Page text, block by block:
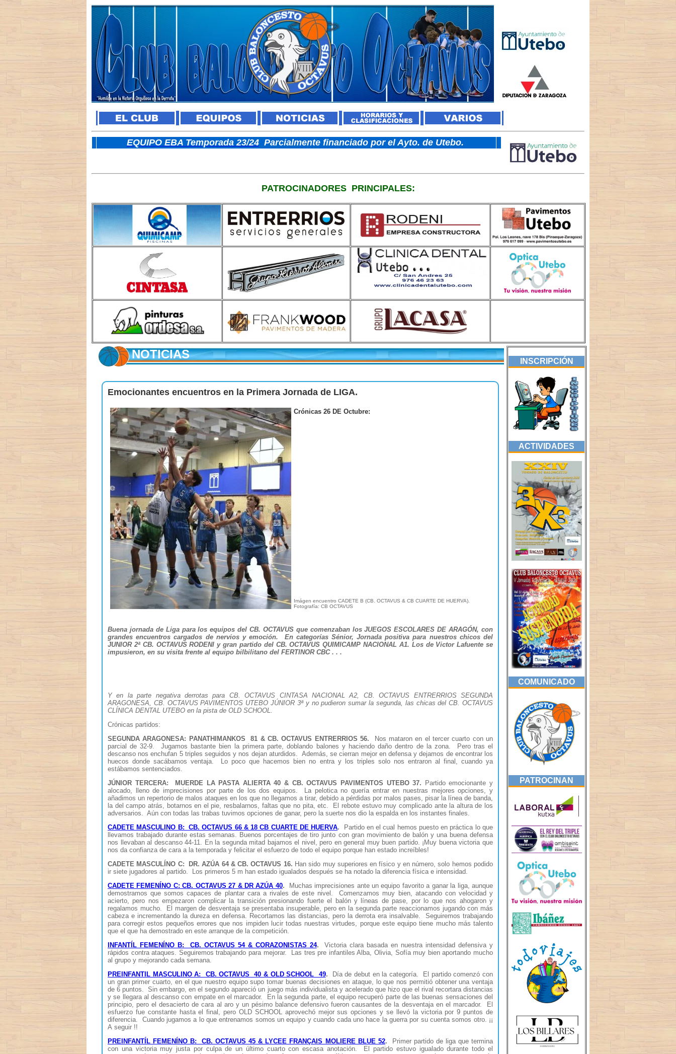
EQUIPO EBA Temporada 23/24 Parcialmente financiado por el Ayto. de Utebo.
PATROCINADORES PRINCIPALES:
NOTICIAS
Emocionantes encuentros en la Primera Jornada de LIGA.
Crónicas 26 DE Octubre:
Imágen encuentro CADETE B (CB. OCTAVUS & CB CUARTE DE HUERVA).
Fotografía: CB OCTAVUS
Buena jornada de Liga para los equipos del CB. OCTAVUS que comenzaban los JUEGOS ESCOLARES DE ARAGÓN, con
grandes encuentros cargados de nervios y emoción. En categorías Sénior, Jornada positiva para nuestros chicos del
JUNIOR 2ª CB. OCTAVUS RODENI y gran partido del CB. OCTAVUS QUIMICAMP NACIONAL A1. Los de Victor Lafuente se
impusieron, en su visita frente al equipo bilbilitano del FERTINOR CBC . . .
Y en la parte negativa derrotas para CB. OCTAVUS CINTASA NACIONAL A2, CB. OCTAVUS ENTRERRIOS SEGUNDA
ARAGONESA, CB. OCTAVUS PAVIMENTOS UTEBO JÚNIOR 3ª y no pudieron sumar la segunda, las chicas del CB. OCTAVUS
CLÍNICA DENTAL UTEBO en la pista de OLD SCHOOL.
Crónicas partidos:
SEGUNDA ARAGONESA: PANATHIMANKOS 81 & CB. OCTAVUS ENTRERRIOS 56. Nos mataron en el tercer cuarto con un
parcial de 32-9. Jugamos bastante bien la primera parte, doblando balones y haciendo daño dentro de la zona. Pero tras el
descanso nos enchufan 5 triples seguidos y nos dejan aturdidos. Además, se cierran mejor en defensa y dejamos de encontrar los
huecos donde sacábamos ventaja. Lo poco que hacemos bien no entra y los triples solo nos entraron al final, cuando ya
estábamos sentenciados.
JÚNIOR TERCERA: MUERDE LA PASTA ALIERTA 40 & CB. OCTAVUS PAVIMENTOS UTEBO 37. Partido emocionante y
alocado, lleno de imprecisiones por parte de los dos equipos. La pelotica no quería entrar en nuestras mejores opciones, y
añadimos un repertorio de malos ataques en los que no llegamos a tirar, debido a pérdidas por malos pases, pisar la línea de banda,
la del campo atrás, botarnos en el pie, resbalarnos, faltas que no pita, etc. El rebote estuvo muy complicado ante la altura de los
adversarios. Aún con todas las trabas tuvimos opciones de ganar, pero la suerte nos dio la espalda en los instantes finales.
CADETE MASCULINO B: CB. OCTAVUS 66 & 18 CB CUARTE DE HUERVA.
Partido en el cual hemos puesto en práctica lo que
llevamos trabajado durante estas semanas. Buenos porcentajes de tiro junto con gran movimiento de balón y una buena defensa
nos llevaban al descanso 44-11. En la segunda mitad bajamos el nivel, pero en general muy buen partido. ¡Muy buena victoria que
nos da confianza de cara a la temporada y felicitar el esfuerzo de todo el equipo porque han estado increíbles!
CADETE MASCULÍNO C: DR. AZÚA 64 & CB. OCTAVUS 16. Han sido muy superiores en físico y en número, solo hemos podido
ir siete jugadores al partido. Los primeros 5 m han estado igualados después se ha notado la diferencia física e intensidad.
CADETE FEMENÍNO C: CB. OCTAVUS 27 & DR AZÚA 40.
Muchas imprecisiones ante un equipo favorito a ganar la liga, aunque
demostramos que somos capaces de plantar cara a rivales de este nivel. Comenzamos muy bien, atacando con velocidad y
acierto, pero nos empezaron complicar la transición presionando fuerte el balón y líneas de pase, por lo que nos ahogaron y
regalamos mucho. El margen de desventaja se presentaba insuperable, pero en la segunda parte reaccionamos jugando con más
cabeza e incrementando la dureza en defensa. Recortamos las distancias, pero la derrota era insalvable. Seguiremos trabajando
para corregir estos pequeños errores que nos impiden lucir todas nuestras virtudes, porque este equipo tiene mucho más talento
que el que ha demostrado en este arranque de la competición.
INFANTÍL FEMENÍNO B: CB. OCTAVUS 54 & CORAZONISTAS 24. Victoria clara basada en nuestra intensidad defensiva y
rápidos contra ataques. Seguiremos trabajando para mejorar. Las tres pre infantiles Alba, Olivia, Sofía muy bien aportando mucho
al grupo y mejorando cada semana.
PREINFANTIL MASCULINO A: CB. OCTAVUS 40 & OLD SCHOOL 49. Día de debut en la categoría. El partido comenzó con
un gran primer cuarto, en el que nuestro equipo supo tomar buenas decisiones en ataque, lo que nos permitió obtener una ventaja
de 6 puntos. Sin embargo, en el segundo apareció un juego más individualista y acelerado que hizo que el rival recortara distancias
y se llegara al descanso con empate en el marcador. En la segunda parte, el equipo recuperó parte de las buenas sensaciones del
principio, pero el desacierto de cara al aro y un pésimo balance defensivo fueron causantes de la desventaja en el marcador. El
esfuerzo fue constante hasta el final, pero OLD SCHOOL aprovechó mejor sus opciones y se llevó la victoria por 9 puntos de
diferencia. Cuando jugamos a lo que entrenamos somos un equipo y cuando cada uno hace la guerra por su cuenta somos otro. ¡¡
A seguir !!
PREINFANTÍL FEMENÍNO B: CB. OCTAVUS 45 & LYCEE FRANÇAIS MOLIERE BLUE 52. Primer partido de liga que termina
con una victoria muy justa por culpa de un último cuarto con escasa anotación. El partido estuvo igualado durante todo el
INSCRIPCIÓN
ACTIVIDADES
COMUNICADO
PATROCINAN